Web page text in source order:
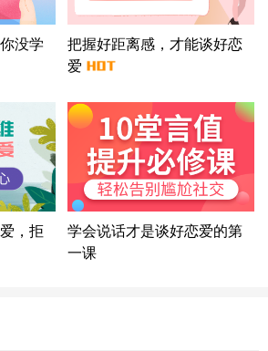
-浦东 177****9074
56分钟前
微信用户 Liberty 通过此页面咨询，已获得专属情感
案
广东-广州 188****5632
北-武汉 135****7410
41分钟前
用户 困困魚? 通过此页面咨询，已获得专属情感
西-西安 139****6283
3分钟前
感方案
浙江-宁波 150****8921
没学
把握好距离感，才能谈好恋
爱
，拒
学会说话才是谈好恋爱的第
一课